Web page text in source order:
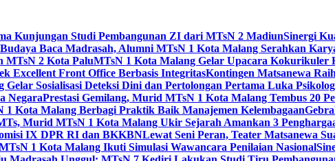
Kunjungan Studi Pembangunan ZI dari MTsN 2 MadiunSinergi
Baca Madrasah, Alumni MTsN 1 Kota Malang Serahkan
MTsN 2 Kota PaluMTsN 1 Kota Malang Gelar Upacara Kokurikuler
Excellent Front Office Berbasis IntegritasKontingen Matsanewa
Sosialisasi Deteksi Dini dan Pertolongan Pertama Luka
NegaraPrestasi Gemilang, Murid MTsN 1 Kota Malang Tembus 20
Kota Malang Berbagi Praktik Baik Manajemen Kelembagaan
Murid MTsN 1 Kota Malang Ukir Sejarah Amankan 3
IX DPR RI dan BKKBNLewat Seni Peran, Teater Matsanewa
1 Kota Malang Ikuti Simulasi Wawancara Penilaian Nasional